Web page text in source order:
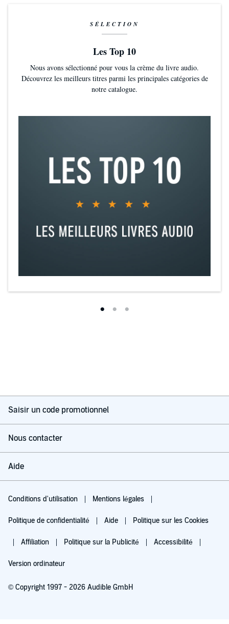
SÉLECTION
Les Top 10
Nous avons sélectionné pour vous la crème du livre audio.
Découvrez les meilleurs titres parmi les principales catégories de
notre catalogue.
Saisir un code promotionnel
Nous contacter
Aide
Conditions d'utilisation Mentions légales
Politique de confidentialité Aide Politique sur les Cookies
Affiliation Politique sur la Publicité Accessibilité
Version ordinateur
© Copyright 1997 - 2026 Audible GmbH